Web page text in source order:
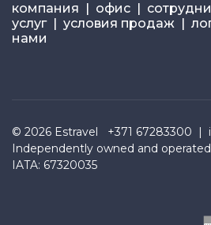
компания | офис |
услуг| условия продаж |
нами
© 2026 Estravel +371 67283300 |
Independently owned and
IATA: 67320035